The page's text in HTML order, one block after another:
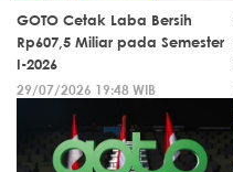
GOTO Cetak Laba Bersih
Rp607,5 Miliar pada Semester
I-2026
29/07/2026 19:48 WIB